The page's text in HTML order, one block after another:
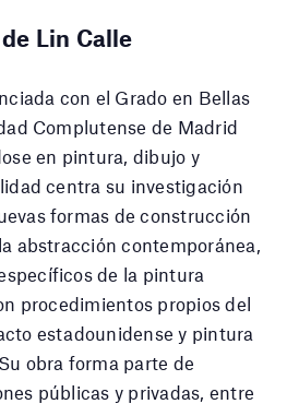
Lin Calle
con el Grado en Bellas
Complutense de Madrid
en pintura, dibujo y
centra su investigación
formas de construcción
abstracción contemporánea,
de la pintura
procedimientos propios del
estadounidense y pintura
obra forma parte de
públicas y privadas, entre